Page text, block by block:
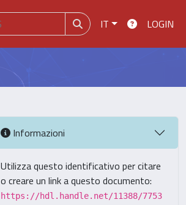
IT LOGIN
Informazioni
Utilizza questo identificativo per citare
o creare un link a questo documento:
https://hdl.handle.net/11388/7753